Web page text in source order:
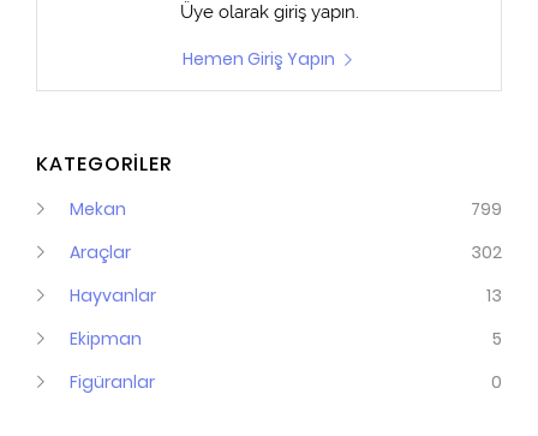
Üyeolarak giriş yapın.
Hemen Giriş Yapın
KATEGORİLER
Mekan
799
Araçlar
302
Hayvanlar
13
Ekipman
5
Figüranlar
0